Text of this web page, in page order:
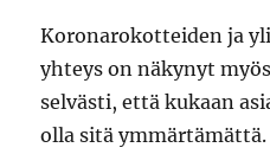
Koronarokotteiden ja
yhteys on näkynyt
selvästi, että kukaan
olla sitä